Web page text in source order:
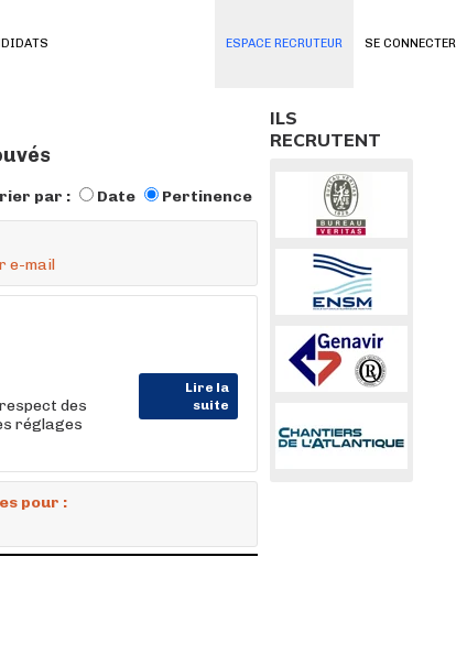
SE CONNECTER
ESPACE RECRUTEUR
par : Date Pertinence
e-mail
Lire la
suite
des
réglages
pour :
ILS
RECRUTENT